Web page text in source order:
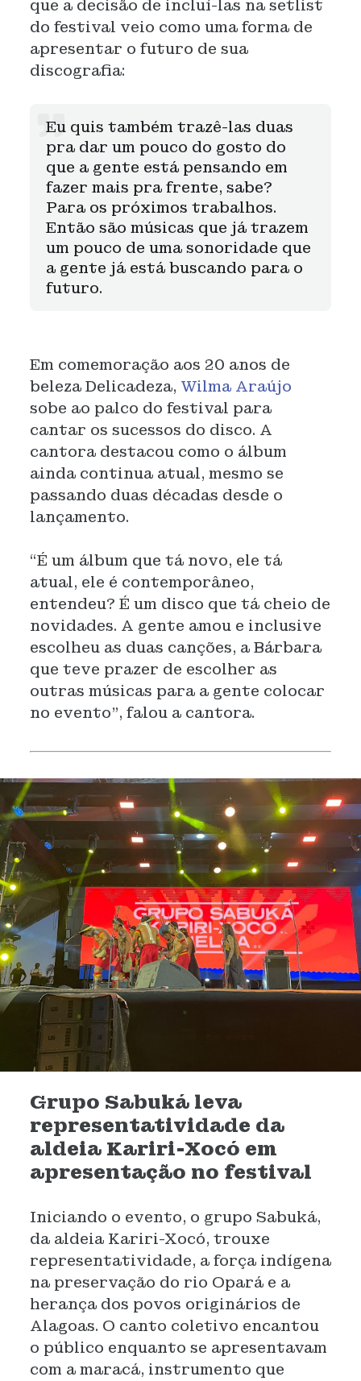
que a decisão de incluí-las na setlist
do festival veio como uma forma de
apresentar o futuro de sua
discografia:
Eu quis também trazê-las duas
pra dar um pouco do gosto do
que a gente está pensando em
fazer mais pra frente, sabe?
Para os próximos trabalhos.
Então são músicas que já trazem
um pouco de uma sonoridade que
a gente já está buscando para o
futuro.
Em comemoração aos 20 anos de
beleza Delicadeza, Wilma Araújo
sobe ao palco do festival para
cantar os sucessos do disco. A
cantora destacou como o álbum
ainda continua atual, mesmo se
passando duas décadas desde o
lançamento.
“É um álbum que tá novo, ele tá
atual, ele é contemporâneo,
entendeu? É um disco que tá cheio de
novidades. A gente amou e inclusive
escolheu as duas canções, a Bárbara
que teve prazer de escolher as
outras músicas para a gente colocar
no evento”, falou a cantora.
Grupo Sabuká leva
representatividade da
aldeia Kariri-Xocó em
apresentação no festival
Iniciando o evento, o grupo Sabuká,
da aldeia Kariri-Xocó, trouxe
representatividade, a força indígena
na preservação do rio Opará e a
herança dos povos originários de
Alagoas. O canto coletivo encantou
o público enquanto se apresentavam
com a maracá, instrumento que